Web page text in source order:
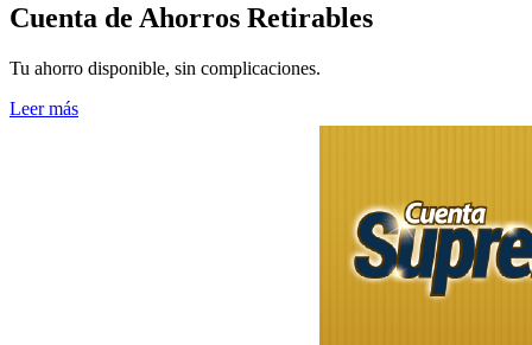
Cuenta de Ahorros Retirables
Tu ahorro disponible, sin complicaciones.
Leer más